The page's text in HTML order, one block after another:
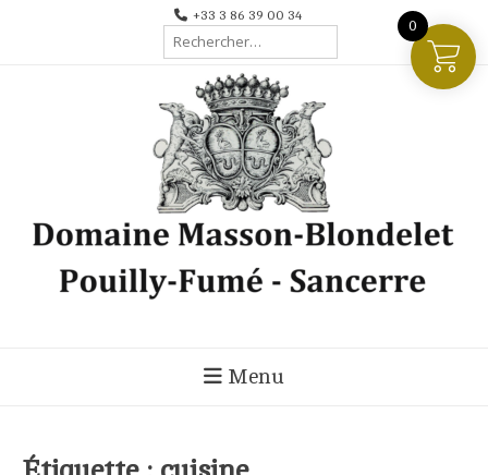
+33 3 86 39 00 34
Rechercher :
Menu
0